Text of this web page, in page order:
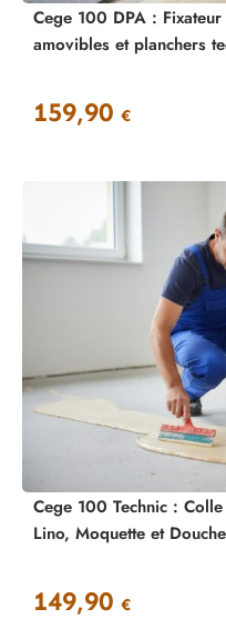
Cege 100 DPA :
amovibles et planchers
159,90 €
Cege 100 Technic :
Lino, Moquette et Douche
149,90 €